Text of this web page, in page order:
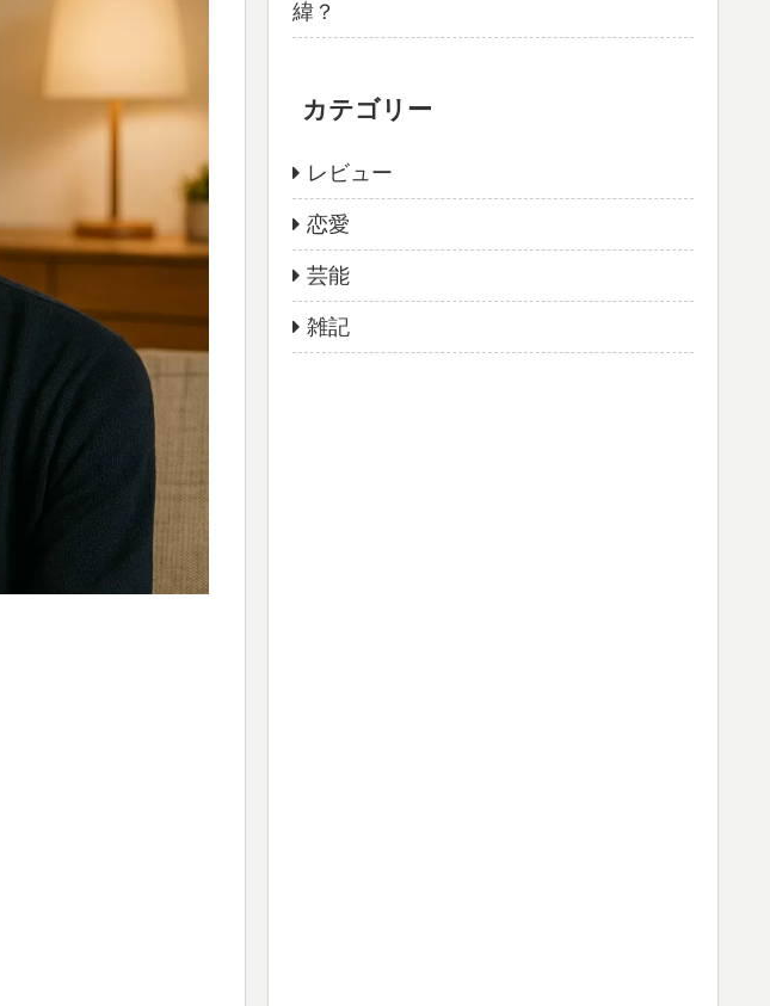
緯？
カテゴリー
レビュー
恋愛
芸能
雑記